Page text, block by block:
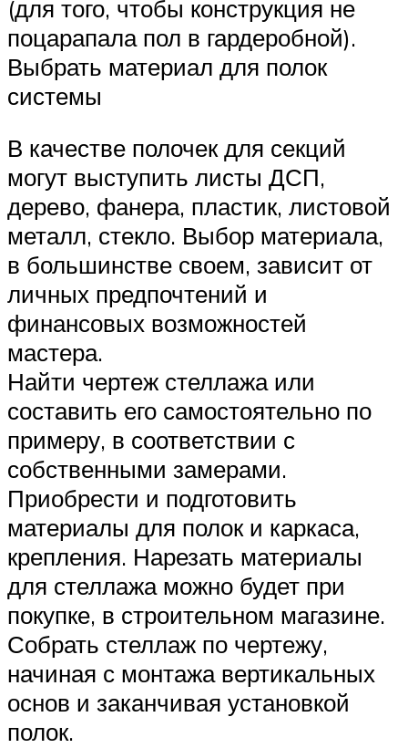
(для того, чтобы конструкция не
поцарапала пол в гардеробной).
Выбрать материал для полок
системы
В качестве полочек для секций
могут выступить листы ДСП,
дерево, фанера, пластик, листовой
металл, стекло. Выбор материала,
в большинстве своем, зависит от
личных предпочтений и
финансовых возможностей
мастера.
Найти чертеж стеллажа или
составить его самостоятельно по
примеру, в соответствии с
собственными замерами.
Приобрести и подготовить
материалы для полок и каркаса,
крепления. Нарезать материалы
для стеллажа можно будет при
покупке, в строительном магазине.
Собрать стеллаж по чертежу,
начиная с монтажа вертикальных
основ и заканчивая установкой
полок.